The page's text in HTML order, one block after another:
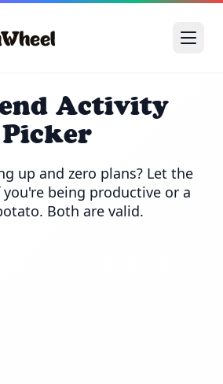
Activity
Picker
up and zero plans? Let the
being productive or a
Both are valid.